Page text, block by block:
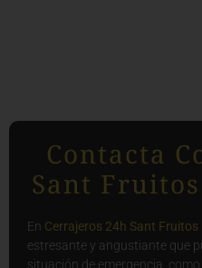
Contacta
Sant Fruitos
En Cerrajeros 24h Sant Fruitos
estresante y angustiante que
situación de emergencia,